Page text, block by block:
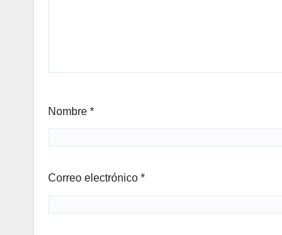
Nombre *
Correo electrónico *